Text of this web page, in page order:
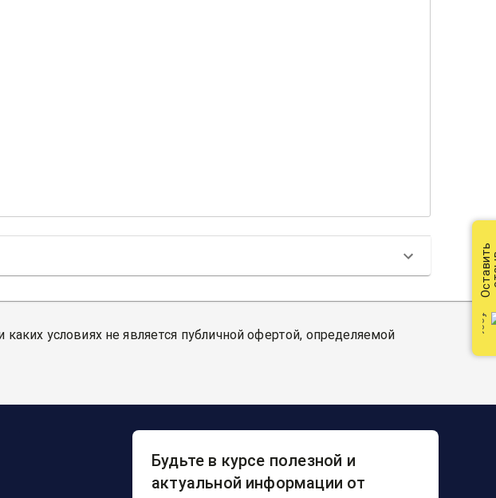
условиях не является публичной офертой, определяемой
Будьте в курсе полезной и
актуальной информации от
Оставить